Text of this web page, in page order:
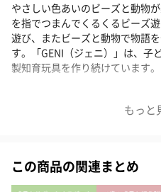
もっと
やさしい色あいのビーズと動物
を指でつまんでくるくるビーズ
遊び、またビーズと動物で物語
す。「GENI（ジェニ）」は、子
製知育玩具を作り続けています。
優しい色合いのルーピング
やさしい色あいのビーズと動物
丸・三角・四角・台形など色ん
この商品の関連まとめ